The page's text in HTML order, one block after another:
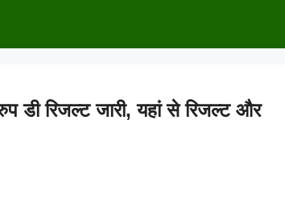
रिजल्ट जारी, यहां से रिजल्ट और